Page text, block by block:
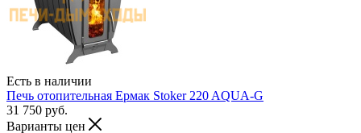
Есть в наличии
Печь отопительная Ермак Stoker 220 AQUA-G
31 750 руб.
Варианты цен